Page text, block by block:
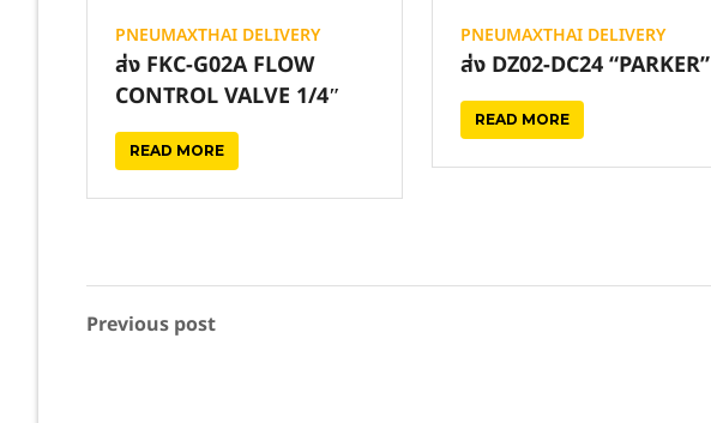
PNEUMAXTHAI DELIVERY
ส่ง FKC-G02A FLOW
CONTROL VALVE 1/4″
READ MORE
PNEUMAXTHAI DELIVERY
ส่ง DZ02-DC24 “PARKER”
READ MORE
Previous post